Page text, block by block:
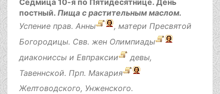
Седмица 10-я по Пятидесятнице. День
постный. Пища с растительным маслом.
Успение прав. Анны
, матери Пресвятой
Богородицы. Свв. жен Олимпиады
диакониссы и Евпраксии
девы,
Тавеннской. Прп. Макария
Желтоводского, Унженского.